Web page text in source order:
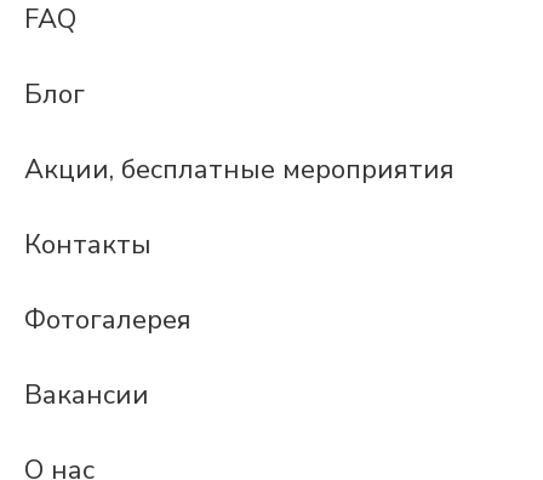
FAQ
Блог
Акции, бесплатные мероприятия
Контакты
Фотогалерея
Вакансии
О нас